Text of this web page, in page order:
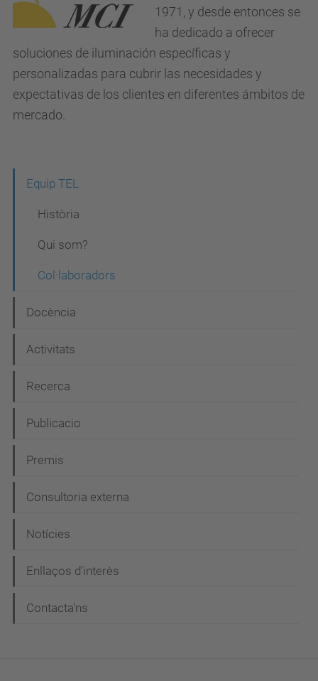
1971, y desde entonces se
ha dedicado a ofrecer
soluciones de iluminación específicas y
personalizadas para cubrir las necesidades y
expectativas de los clientes en diferentes ámbitos de
mercado.
c
ó
Equip TEL
Història
Qui som?
Col·laboradors
Docència
Activitats
Recerca
Publicacio
Premis
Consultoria externa
Notícies
Enllaços d’interès
Contacta'ns